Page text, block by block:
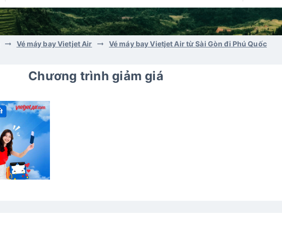
Vé máy bay Vietjet Air Vé máy bay Vietjet Air từ Sài Gòn đi Phú Quốc
Chương trình giảm giá